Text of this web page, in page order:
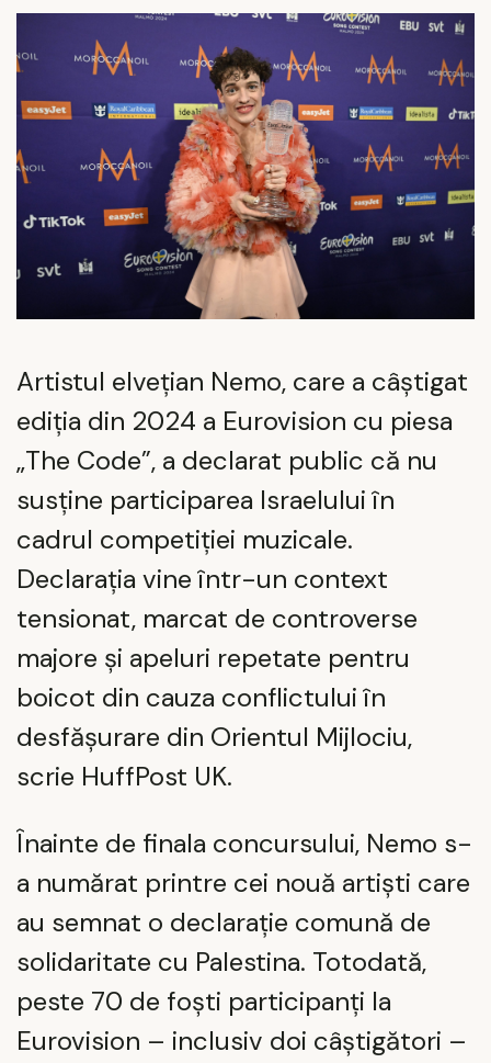
Artistul elvețian Nemo, care a câștigat
ediția din 2024 a Eurovision cu piesa
„The Code”, a declarat public că nu
susține participarea Israelului în
cadrul competiției muzicale.
Declarația vine într-un context
tensionat, marcat de controverse
majore și apeluri repetate pentru
boicot din cauza conflictului în
desfășurare din Orientul Mijlociu,
scrie HuffPost UK.
Înainte de finala concursului, Nemo s-
a numărat printre cei nouă artiști care
au semnat o declarație comună de
solidaritate cu Palestina. Totodată,
peste 70 de foști participanți la
Eurovision – inclusiv doi câștigători –